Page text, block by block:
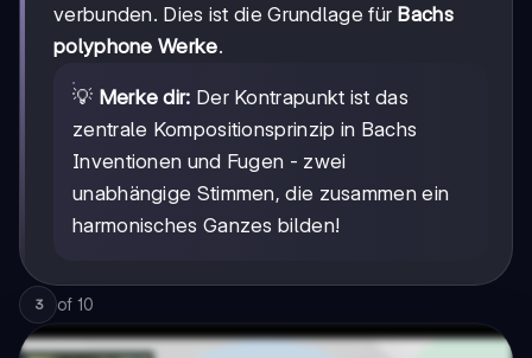
verbunden. Dies ist die Grundlage für Bachs
polyphone Werke.
💡 Merke dir: Der Kontrapunkt ist das
zentrale Kompositionsprinzip in Bachs
Inventionen und Fugen - zwei
unabhängige Stimmen, die zusammen ein
harmonisches Ganzes bilden!
3 of 10